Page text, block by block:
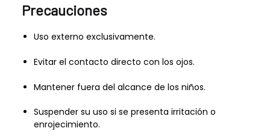
Precauciones
Uso externo exclusivamente.
Evitar el contacto directo con los ojos.
Mantener fuera del alcance de los niños.
Suspender su uso si se presenta irritación o
enrojecimiento.